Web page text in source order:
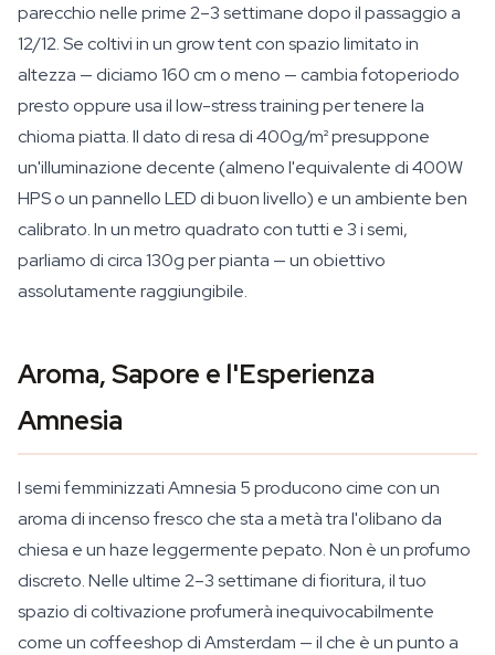
parecchio nelle prime 2–3 settimane dopo il passaggio a
12/12. Se coltivi in un grow tent con spazio limitato in
altezza — diciamo 160 cm o meno — cambia fotoperiodo
presto oppure usa il low-stress training per tenere la
chioma piatta. Il dato di resa di 400g/m² presuppone
un'illuminazione decente (almeno l'equivalente di 400W
HPS o un pannello LED di buon livello) e un ambiente ben
calibrato. In un metro quadrato con tutti e 3 i semi,
parliamo di circa 130g per pianta — un obiettivo
assolutamente raggiungibile.
Aroma, Sapore e l'Esperienza
Amnesia
I semi femminizzati Amnesia 5 producono cime con un
aroma di incenso fresco che sta a metà tra l'olibano da
chiesa e un haze leggermente pepato. Non è un profumo
discreto. Nelle ultime 2–3 settimane di fioritura, il tuo
spazio di coltivazione profumerà inequivocabilmente
come un coffeeshop di Amsterdam — il che è un punto a